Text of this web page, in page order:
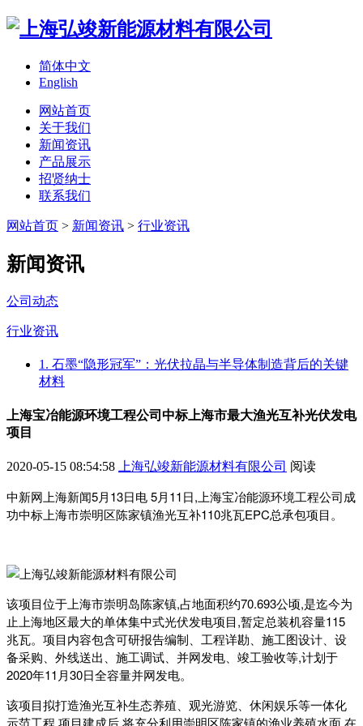
简体中文
English
网站首页
关于我们
新闻资讯
产品展示
招贤纳士
联系我们
网站首页 > 新闻资讯 > 行业资讯
新闻资讯
公司动态
行业资讯
1. 石墨“隐形冠军”：光伏拉晶与半导体制造背后的关键
材料
上海宝冶能源环境工程公司中标上海市最大渔光互补光伏发电
项目
2020-05-15 08:54:58 上海弘竣新能源材料有限公司 阅读
中新网上海新闻5月13日电 5月11日,上海宝冶能源环境工程公司成
功中标上海市崇明区陈家镇渔光互补110兆瓦EPC总承包项目。
该项目位于上海市崇明岛陈家镇,占地面积约70.693公顷,是迄今为
止上海地区最大的单体集中式光伏发电项目,暂定总装机容量115
兆瓦。项目内容包含可研报告编制、工程详勘、施工图设计、设
备采购、外线送出、施工调试、并网发电、竣工验收等,计划于
2020年11月30日全容量并网发电。
该项目拟打造渔光互补生态养殖、观光游览、休闲娱乐等一体化
示范工程,项目建成后,将充分利用崇明区陈家镇的渔业养殖水面,在